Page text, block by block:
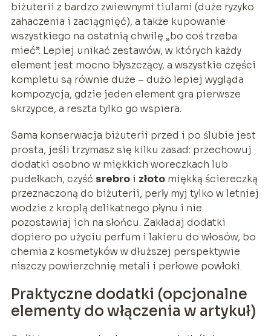
biżuterii z bardzo zwiewnymi tiulami (duże ryzyko
zahaczenia i zaciągnięć), a także kupowanie
wszystkiego na ostatnią chwilę „bo coś trzeba
mieć”. Lepiej unikać zestawów, w których każdy
element jest mocno błyszczący, a wszystkie części
kompletu są równie duże – dużo lepiej wygląda
kompozycja, gdzie jeden element gra pierwsze
skrzypce, a reszta tylko go wspiera.
Sama konserwacja biżuterii przed i po ślubie jest
prosta, jeśli trzymasz się kilku zasad: przechowuj
dodatki osobno w miękkich woreczkach lub
pudełkach, czyść srebroi złotomiękką ściereczką
przeznaczoną do biżuterii, perły myj tylko w letniej
wodzie z kroplą delikatnego płynu i nie
pozostawiaj ich na słońcu. Zakładaj dodatki
dopiero po użyciu perfum i lakieru do włosów, bo
chemia z kosmetyków w dłuższej perspektywie
niszczy powierzchnię metali i perłowe powłoki.
Praktyczne dodatki (opcjonalne
elementy do włączenia w artykuł)